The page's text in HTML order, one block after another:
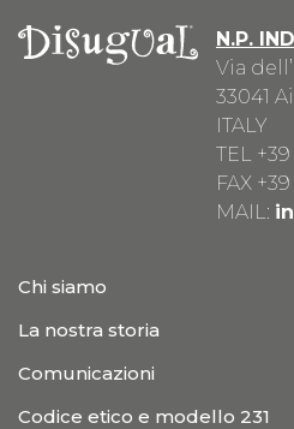
N.P.
Via
33041
ITALY
TEL
FAX
MAIL:
Chi siamo
La nostra storia
Comunicazioni
Codice etico e modello 231